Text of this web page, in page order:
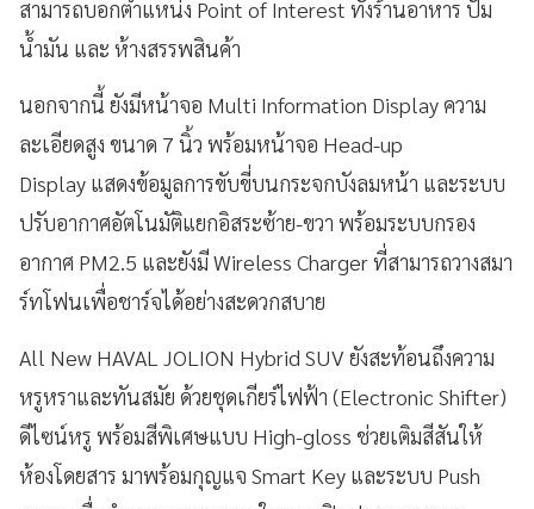
สามารถบอกตำแหน่ง Point of Interest ทั้งร้านอาหาร ปั๊ม
น้ำมัน และ ห้างสรรพสินค้า
นอกจากนี้ ยังมีหน้าจอ Multi Information Display ความ
ละเอียดสูง ขนาด 7 นิ้ว พร้อมหน้าจอ Head-up
Display แสดงข้อมูลการขับขี่บนกระจกบังลมหน้า และระบบ
ปรับอากาศอัตโนมัติแยกอิสระซ้าย-ขวา พร้อมระบบกรอง
อากาศ PM2.5 และยังมี Wireless Charger ที่สามารถวางสมา
ร์ทโฟนเพื่อชาร์จได้อย่างสะดวกสบาย
All New HAVAL JOLION Hybrid SUV ยังสะท้อนถึงความ
หรูหราและทันสมัย ด้วยชุดเกียร์ไฟฟ้า (Electronic Shifter)
ดีไซน์หรู พร้อมสีพิเศษแบบ High-gloss ช่วยเติมสีสันให้
ห้องโดยสาร มาพร้อมกุญแจ Smart Key และระบบ Push